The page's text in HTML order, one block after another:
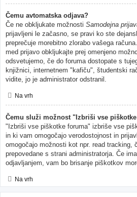
Čemu avtomatska odjava?
Če ne obkljukate možnosti Samodejna
prijavljeni le začasno, se pravi ko ste
preprečuje morebitno zlorabo vašega
med prijavo obkljukajte prej omenjeno
odsvetujemo, če do foruma dostopate s
knjižnici, internetnem "kafiču", študentski
vidite, jo je administrator odstranil.
Na vrh
Čemu služi možnost "Izbriši vse
"Izbriši vse piškotke foruma" izbriše vse
in ki vam omogočajo verodostojnost in
omogočajo možnosti kot npr. read tracking,
prepovedane s strani administratorja. Če
odjavljanjem, vam bo brisanje piškotkov
Na vrh